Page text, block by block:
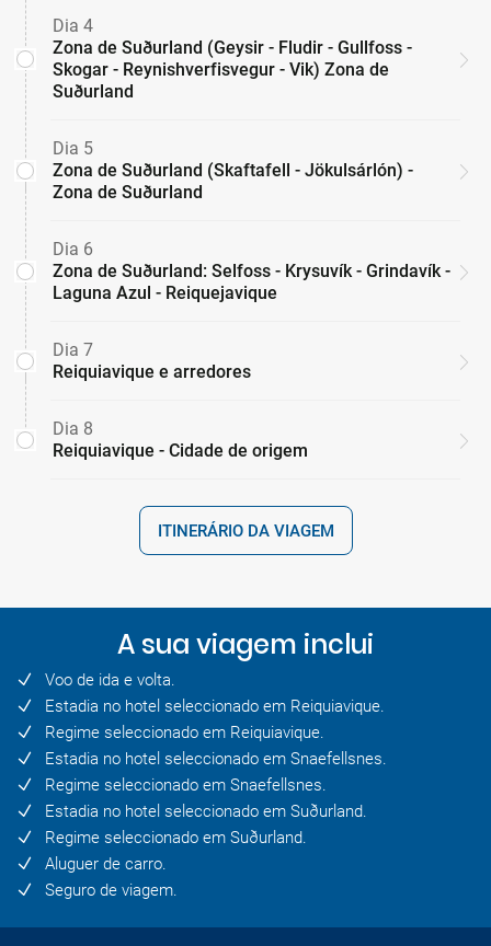
Dia 4
Zona de Suðurland (Geysir - Fludir - Gullfoss -
Skogar - Reynishverfisvegur - Vik) Zona de
Suðurland
Dia 5
Zona de Suðurland (Skaftafell - Jökulsárlón) -
Zona de Suðurland
Dia 6
Zona de Suðurland: Selfoss - Krysuvík - Grindavík -
Laguna Azul - Reiquejavique
Dia 7
Reiquiavique e arredores
Dia 8
Reiquiavique - Cidade de origem
ITINERÁRIO DA VIAGEM
A sua viagem inclui
Voo de ida e volta.
Estadia no hotel seleccionado em Reiquiavique.
Regime seleccionado em Reiquiavique.
Estadia no hotel seleccionado em Snaefellsnes.
Regime seleccionado em Snaefellsnes.
Estadia no hotel seleccionado em Suðurland.
Regime seleccionado em Suðurland.
Aluguer de carro.
Seguro de viagem.